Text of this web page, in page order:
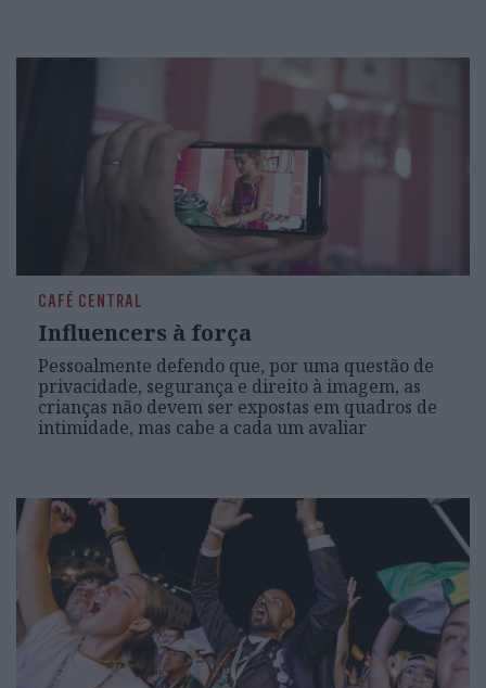
CAFÉ CENTRAL
Influencers à força
Pessoalmente defendo que, por uma questão de
privacidade, segurança e direito à imagem, as
crianças não devem ser expostas em quadros de
intimidade, mas cabe a cada um avaliar